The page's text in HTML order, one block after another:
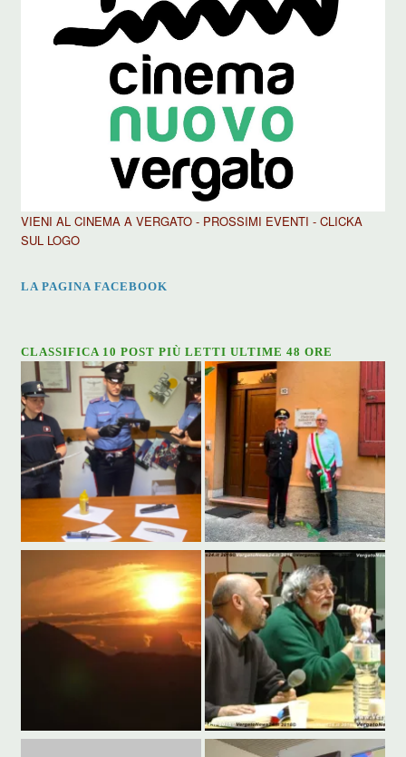
VIENI AL CINEMA A VERGATO - PROSSIMI EVENTI - CLICKA
SUL LOGO
LA PAGINA FACEBOOK
CLASSIFICA 10 POST PIÙ LETTI ULTIME 48 ORE